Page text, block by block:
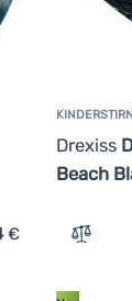
€
Drexiss
Beach
Zum